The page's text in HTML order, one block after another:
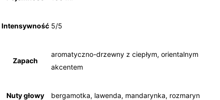
Intensywność 5/5
Zapach
aromatyczno-drzewny z ciepłym, orientalnym
akcentem
Nuty głowy bergamotka, lawenda, mandarynka, rozmaryn